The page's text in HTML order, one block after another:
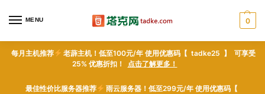
MENU 0
每月主机推荐
老薜主机！低至100元/年 使用优惠码【 tadke25 】 可享受
25% 优惠折扣！ 点击了解更多！
最佳性价比服务器推荐
雨云服务器！低至299元/年 使用优惠码【